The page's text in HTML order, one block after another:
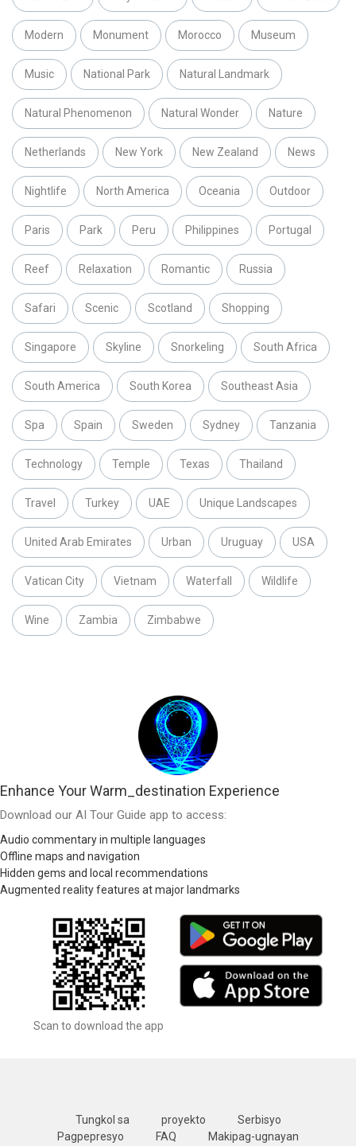
Modern Monument Morocco Museum
Music National Park Natural Landmark
Natural Phenomenon Natural Wonder Nature
Netherlands New York New Zealand News
Nightlife North America Oceania Outdoor
Paris Park Peru Philippines Portugal
Reef Relaxation Romantic Russia
Safari Scenic Scotland Shopping
Singapore Skyline Snorkeling South Africa
South America South Korea Southeast Asia
Spa Spain Sweden Sydney Tanzania
Technology Temple Texas Thailand
Travel Turkey UAE Unique Landscapes
United Arab Emirates Urban Uruguay USA
Vatican City Vietnam Waterfall Wildlife
Wine Zambia Zimbabwe
Enhance Your Warm_destination Experience
Download our AI Tour Guide app to access:
Audio commentary in multiple languages
Offline maps and navigation
Hidden gems and local recommendations
Augmented reality features at major landmarks
Scan to download the app
Tungkol sa proyekto
Serbisyo
Pagpepresyo
FAQ Makipag-ugnayan